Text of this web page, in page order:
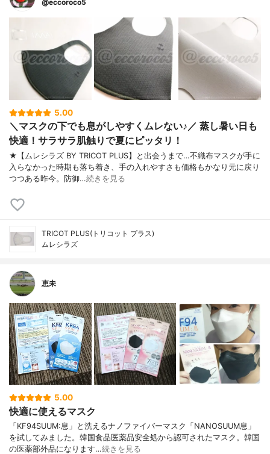
@eccoroco5
5.00
＼マスクの下でも息がしやすくムレない♪／ 蒸し暑い日も
快適！サラサラ肌触りで夏にピッタリ！
★【ムレシラズ BY TRICOT PLUS】と出会うまで…不織布マスクが手に
入らなかった時期も落ち着き、手の入れやすさも価格もかなり元に戻り
つつある昨今。防御…続きを見る
TRICOT PLUS(トリコット プラス)
ムレシラズ
恵未
5.00
快適に使えるマスク
「KF94SUUM:息」と洗えるナノファイバーマスク「NANOSUUM息」
を試してみました。韓国食品医薬品安全処から認可されたマスク。韓国
の医薬部外品になります…続きを見る